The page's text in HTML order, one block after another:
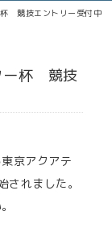
競技エントリー受付中
ー杯 競技
京アクアテ
れました。